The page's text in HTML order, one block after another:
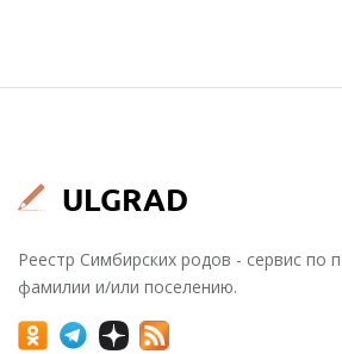
Реестр Симбирских родов - сервис по
фамилии и/или поселению.